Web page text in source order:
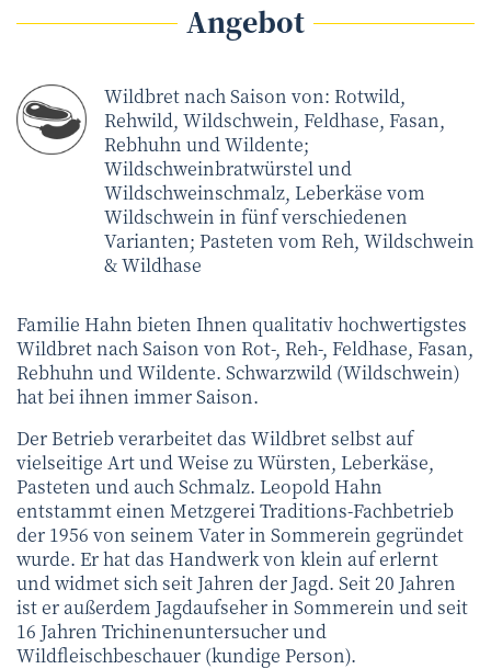
Angebot
Wildbret nach Saison von: Rotwild,
Rehwild, Wildschwein, Feldhase, Fasan,
Rebhuhn und Wildente;
Wildschweinbratwürstel und
Wildschweinschmalz, Leberkäse vom
Wildschwein in fünf verschiedenen
Varianten; Pasteten vom Reh, Wildschwein
& Wildhase
Familie Hahn bieten Ihnen qualitativ hochwertigstes
Wildbret nach Saison von Rot-, Reh-, Feldhase, Fasan,
Rebhuhn und Wildente. Schwarzwild (Wildschwein)
hat bei ihnen immer Saison.
Der Betrieb verarbeitet das Wildbret selbst auf
vielseitige Art und Weise zu Würsten, Leberkäse,
Pasteten und auch Schmalz. Leopold Hahn
entstammt einen Metzgerei Traditions-Fachbetrieb
der 1956 von seinem Vater in Sommerein gegründet
wurde. Er hat das Handwerk von klein auf erlernt
und widmet sich seit Jahren der Jagd. Seit 20 Jahren
ist er außerdem Jagdaufseher in Sommerein und seit
16 Jahren Trichinenuntersucher und
Wildfleischbeschauer (kundige Person).